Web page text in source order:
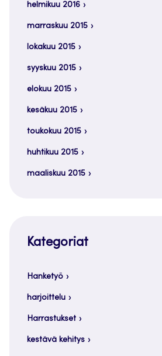
helmikuu 2016
marraskuu 2015
lokakuu 2015
syyskuu 2015
elokuu 2015
kesäkuu 2015
toukokuu 2015
huhtikuu 2015
maaliskuu 2015
Kategoriat
Hanketyö
harjoittelu
Harrastukset
kestävä kehitys